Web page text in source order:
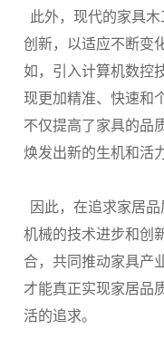
此外，现代的家具
创新，以适应不断变
如，引入计算机数控
现更加精准、快速和
不仅提高了家具的品
焕发出新的生机和活
因此，在追求家居
机械的技术进步和创
合，共同推动家具产
才能真正实现家居品
活的追求。